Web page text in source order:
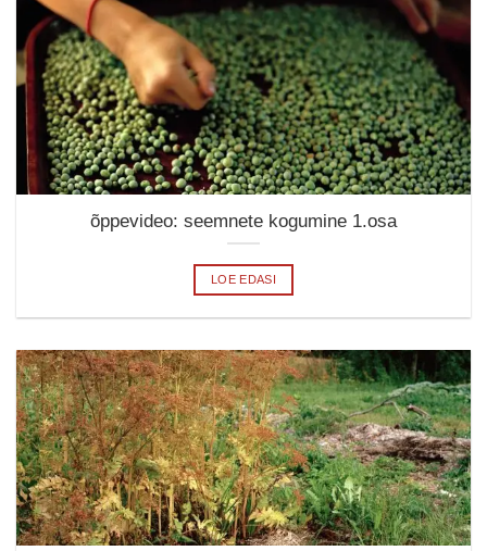
õppevideo: seemnete kogumine 1.osa
LOE EDASI